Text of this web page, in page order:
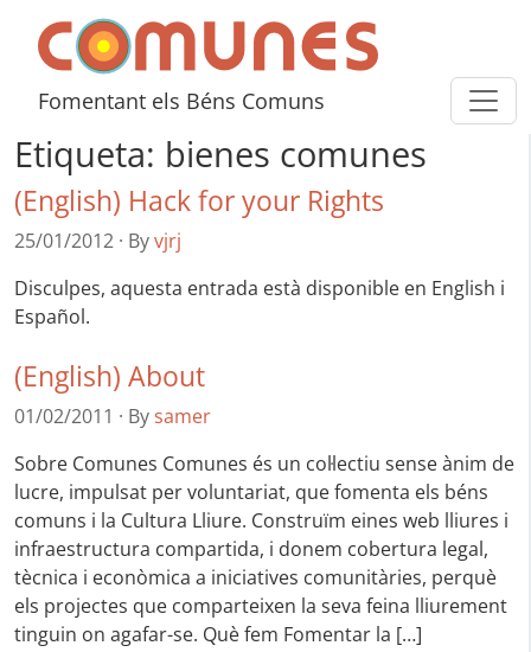
Skip to content
Comunes
Fomentant els Béns Comuns
Etiqueta: bienes comunes
(English) Hack for your Rights
25/01/2012 · Byvjrj
Disculpes, aquesta entrada està disponible en English i
Español.
(English) About
01/02/2011 · Bysamer
Sobre Comunes Comunes és un col·lectiu sense ànim de
lucre, impulsat per voluntariat, que fomenta els béns
comuns i la Cultura Lliure. Construïm eines web lliures i
infraestructura compartida, i donem cobertura legal,
tècnica i econòmica a iniciatives comunitàries, perquè
els projectes que comparteixen la seva feina lliurement
tinguin on agafar-se. Què fem Fomentar la […]